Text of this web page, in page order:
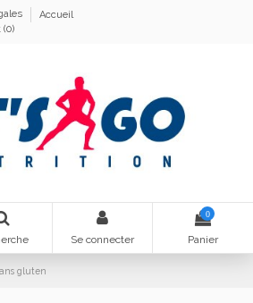
Accueil
(0)
Se connecter
0
Panier
gluten